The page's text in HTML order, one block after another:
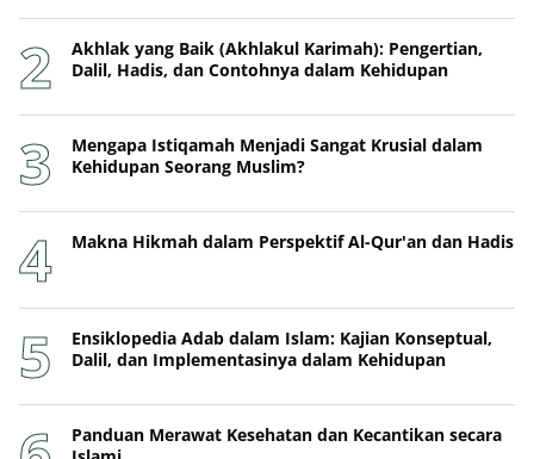
Akhlak yang Baik (Akhlakul Karimah): Pengertian,
Dalil, Hadis, dan Contohnya dalam Kehidupan
Mengapa Istiqamah Menjadi Sangat Krusial dalam
Kehidupan Seorang Muslim?
Makna Hikmah dalam Perspektif Al-Qur'an dan Hadis
Ensiklopedia Adab dalam Islam: Kajian Konseptual,
Dalil, dan Implementasinya dalam Kehidupan
Panduan Merawat Kesehatan dan Kecantikan secara